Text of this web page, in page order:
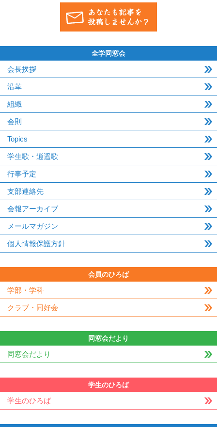
全学同窓会
会長挨拶
沿革
組織
会則
Topics
学生歌・逍遥歌
行事予定
支部連絡先
会報アーカイブ
メールマガジン
個人情報保護方針
会員のひろば
学部・学科
クラブ・同好会
同窓会だより
同窓会だより
学生のひろば
学生のひろば